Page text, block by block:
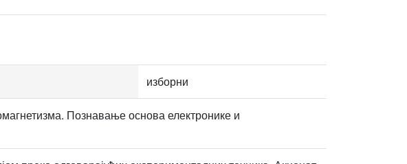
изборни
Познавање основа електронике и